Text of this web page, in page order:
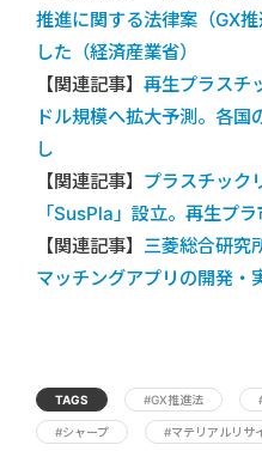
推進に関する法律案（GX
した（経済産業省）
【関連記事】 再生プラスチ
ドル規模へ拡大予測。各
し
【関連記事】 プラスチック
「SusPla」設立。再生プ
【関連記事】 三菱総合研究
マッチングアプリの開発・
TAGS #GX推進法
#シャープ #マテリアルリサ